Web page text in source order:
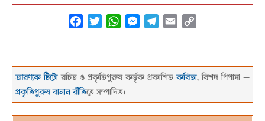
FacebookTwitterWhatsAppMessengerTelegram
Email
আরণ্যক টিটোরচিত ও প্রকৃতিপুরুষ কর্ত্তৃক প্রকাশিতকবিতা, বিশদ পিপাসা —
প্রকৃতিপুরুষ বানান রীতিতে সম্পাদিত।